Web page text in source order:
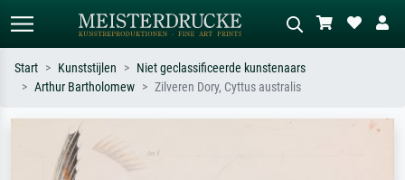
Zoek op kunstenaar, titel of stijl – bijv.
Monet, Sterrennacht, impressionisme,
Hokusai-golf, naakt.
Start Kunststijlen
Niet geclassificeerde kunstenaars
Arthur Bartholomew
Zilveren Dory, Cyttus australis